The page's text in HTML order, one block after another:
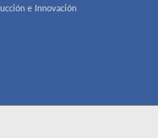
e Innovación